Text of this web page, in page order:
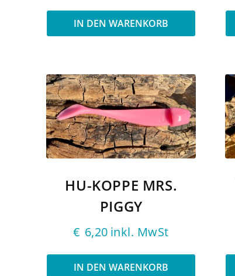
IN DEN WARENKORB
HU-KOPPE MRS.
PIGGY
€ 6,20 inkl. MwSt
IN DEN WARENKORB